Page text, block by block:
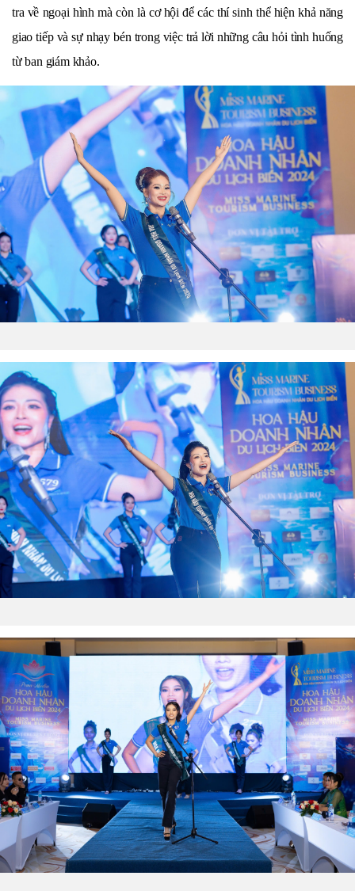
tra về ngoại hình mà còn là cơ hội để các thí sinh thể hiện khả năng
giao tiếp và sự nhạy bén trong việc trả lời những câu hỏi tình huống
từ ban giám khảo.